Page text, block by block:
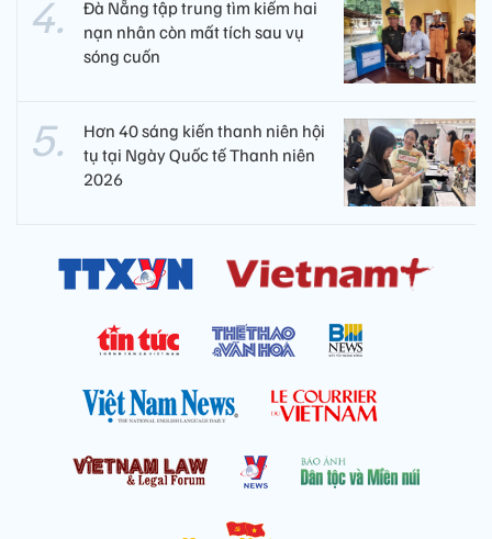
Đà Nẵng tập trung tìm kiếm hai
nạn nhân còn mất tích sau vụ
sóng cuốn
Hơn 40 sáng kiến thanh niên hội
tụ tại Ngày Quốc tế Thanh niên
2026